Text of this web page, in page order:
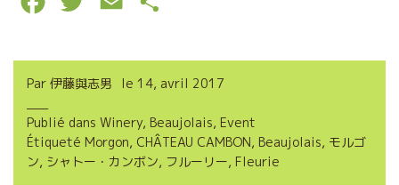
c
b
o
i
t
e
a
l
r
a
g
Par 伊藤與志男 le 14, avril 2017
Publié dans Winery, Beaujolais, Event
Étiqueté Morgon, CHÂTEAU CAMBON, Beaujolais, モルゴ
ン, シャトー・カンボン, フルーリー, Fleurie